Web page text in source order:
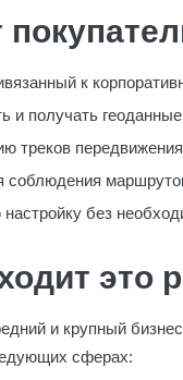
к
и получать
треков
соблюдения
без
это
и крупный
сферах: